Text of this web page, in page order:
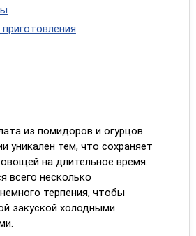
из помидоров и огурцов
уникален тем, что сохраняет
на длительное время.
всего несколько
терпения, чтобы
закуской холодными